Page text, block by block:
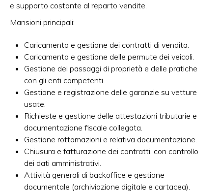
e supporto costante al reparto vendite.​
Mansioni principali:
Caricamento e gestione dei contratti di vendita.​
Caricamento e gestione delle permute dei veicoli.​
Gestione dei passaggi di proprietà e delle pratiche
con gli enti competenti.​
Gestione e registrazione delle garanzie su vetture
usate.​
Richieste e gestione delle attestazioni tributarie e
documentazione fiscale collegata.​
Gestione rottamazioni e relativa documentazione.​
Chiusura e fatturazione dei contratti, con controllo
dei dati amministrativi.​
Attività generali di backoffice e gestione
documentale (archiviazione digitale e cartacea).​